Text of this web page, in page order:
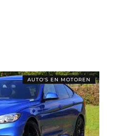
AUTO'S EN MOTOREN